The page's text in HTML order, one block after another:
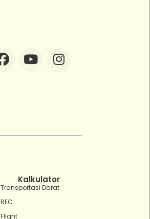
Kalkulator
Transportasi Darat
REC
Flight